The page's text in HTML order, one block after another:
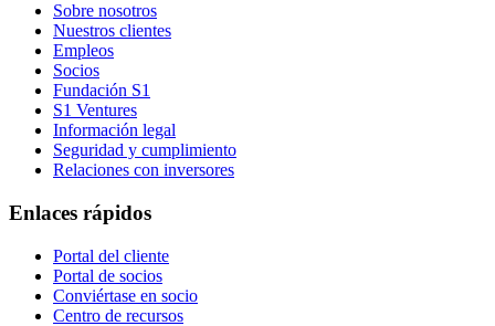
Sobre nosotros
Nuestros clientes
Empleos
Socios
Fundación S1
S1 Ventures
Información legal
Seguridad y cumplimiento
Relaciones con inversores
Enlaces rápidos
Portal del cliente
Portal de socios
Conviértase en socio
Centro de recursos